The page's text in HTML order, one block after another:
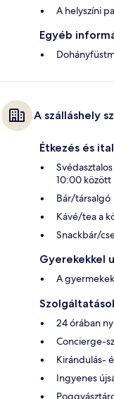
A helyszíni
Egyéb
A szálláshely
Étkezés és
10:00 között
Bár/társalgó
Kávé/tea a
Snackbár/
Gyerekekkel
A
24 órában
Concierge-
Kirándulás-
Ingyenes